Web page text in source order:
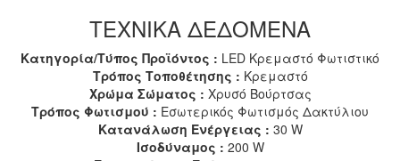
ΤΕΧΝΙΚΑ ΔΕΔΟΜΕΝΑ
Κατηγορία/Τύπος Προϊόντος : LED Κρεμαστό Φωτιστικό
Τρόπος Τοποθέτησης : Κρεμαστό
Χρώμα Σώματος : Χρυσό Βούρτσας
Τρόπος Φωτισμού : Εσωτερικός Φωτισμός Δακτύλιου
Κατανάλωση Ενέργειας : 30 W
Ισοδύναμος : 200 W